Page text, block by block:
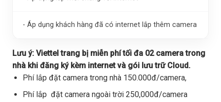
- Áp dụng khách hàng đã có internet lắp thêm camera
Lưu ý: Viettel trang bị miễn phí tối đa 02 camera trong
nhà khi đăng ký kèm internet và gói lưu trữ Cloud.
Phí lắp đặt camera trong nhà 150.000đ/camera,
Phí lắp đặt camera ngoài trời 250,000đ/camera